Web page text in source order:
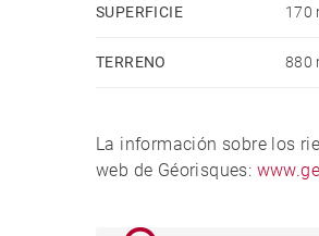
SUPERFICIE 170
TERRENO 880
La información sobre los
web de Géorisques: